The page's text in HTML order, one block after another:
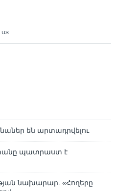
us
են արտադրվելու
պատրաստ է
նախարար. «Հողերը